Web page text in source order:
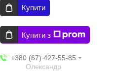
Купити
Купити з
+380 (67) 427-55-85
Олександр